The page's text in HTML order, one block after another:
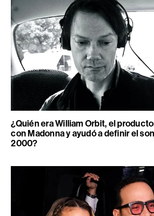
¿Quién era William Orbit, el
con Madonna y ayudó a definir el
2000?